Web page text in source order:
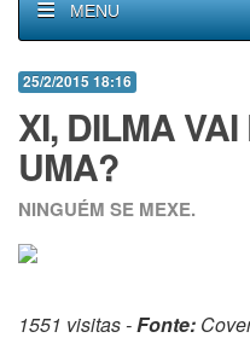
MENU
25/2/2015 18:16
XI, DILMA
UMA?
NINGUÉM SE MEXE.
1551 visitas -Fonte: